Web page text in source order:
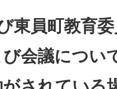
東員町教育
会議につい